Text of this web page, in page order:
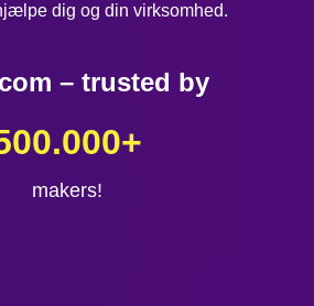
dig og din virksomhed.
– trusted by
makers!
+